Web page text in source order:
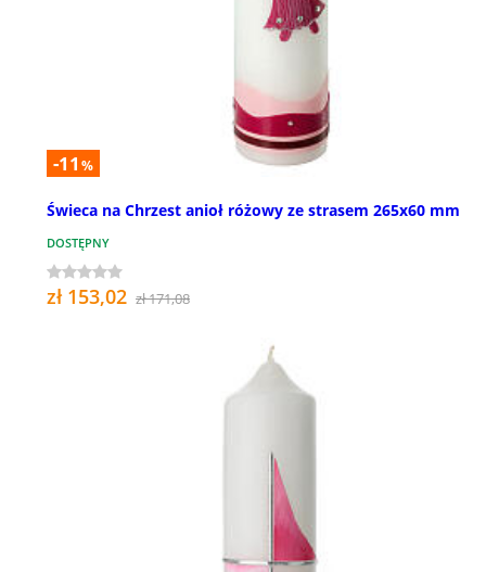
-11 %
Świeca na Chrzest anioł różowy ze strasem 265x60 mm
DOSTĘPNY
zł 153,02 zł 171,08